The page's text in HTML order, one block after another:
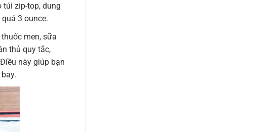
túi zip-top, dung
3 ounce.
men, sữa
thủ quy tắc,
này giúp bạn